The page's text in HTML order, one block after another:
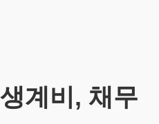
계비, 채무